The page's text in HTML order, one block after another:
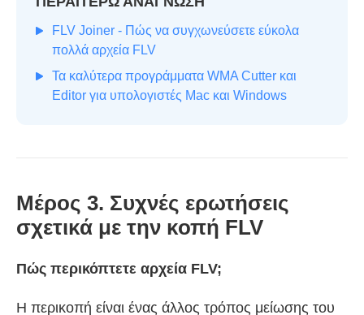
FLV Joiner - Πώς να συγχωνεύσετε εύκολα
πολλά αρχεία FLV
Τα καλύτερα προγράμματα WMA Cutter και
Editor για υπολογιστές Mac και Windows
Μέρος 3. Συχνές ερωτήσεις
σχετικά με την κοπή FLV
Πώς περικόπτετε αρχεία FLV;
Η περικοπή είναι ένας άλλος τρόπος μείωσης του